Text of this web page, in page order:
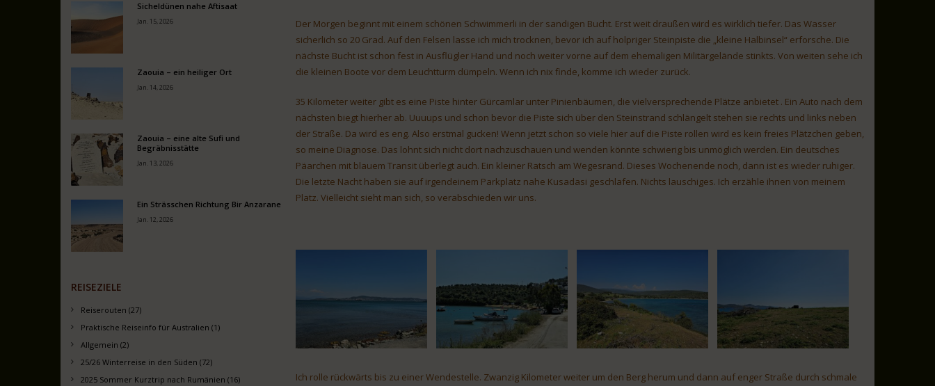
Der Morgen beginnt mit einem schönen Schwimmerli in der sandigen Bucht. Erst weit draußen wird es wirklich tiefer. Das Wasser
sicherlich so 20 Grad. Auf den Felsen lasse ich mich trocknen, bevor ich auf holpriger Steinpiste die „kleine Halbinsel“ erforsche. Die
nächste Bucht ist schon fest in Ausflügler Hand und noch weiter vorne auf dem ehemaligen Militärgelände stinkts. Von weiten sehe ich
die kleinen Boote vor dem Leuchtturm dümpeln. Wenn ich nix finde, komme ich wieder zurück.
35 Kilometer weiter gibt es eine Piste hinter Gürcamlar unter Pinienbäumen, die vielversprechende Plätze anbietet . Ein Auto nach dem
nächsten biegt hierher ab. Uuuups und schon bevor die Piste sich über den Steinstrand schlängelt stehen sie rechts und links neben
der Straße. Da wird es eng. Also erstmal gucken! Wenn jetzt schon so viele hier auf die Piste rollen wird es kein freies Plätzchen geben,
so meine Diagnose. Das lohnt sich nicht dort nachzuschauen und wenden könnte schwierig bis unmöglich werden. Ein deutsches
Päarchen mit blauem Transit überlegt auch. Ein kleiner Ratsch am Wegesrand. Dieses Wochenende noch, dann ist es wieder ruhiger.
Die letzte Nacht haben sie auf irgendeinem Parkplatz nahe Kusadasi geschlafen. Nichts lauschiges. Ich erzähle ihnen von meinem
Platz. Vielleicht sieht man sich, so verabschieden wir uns.
Ich rolle rückwärts bis zu einer Wendestelle. Zwanzig Kilometer weiter um den Berg herum und dann auf enger Straße durch schmale
Sicheldünen nahe Aftisaat
Jan. 15, 2026
Zaouia – ein heiliger Ort
Jan. 14, 2026
Zaouia – eine alte Sufi und
Begräbnisstätte
Jan. 13, 2026
Ein Strässchen Richtung Bir Anzarane
Jan. 12, 2026
REISEZIELE
Reiserouten (27)
Praktische Reiseinfo für Australien (1)
Allgemein (2)
25/26 Winterreise in den Süden (72)
2025 Sommer Kurztrip nach Rumänien (16)